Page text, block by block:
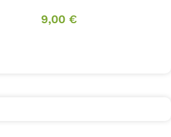
9,00 €